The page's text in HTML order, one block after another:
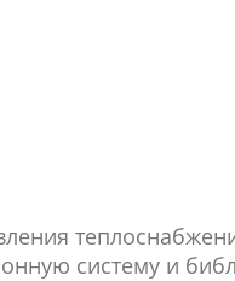
систему и